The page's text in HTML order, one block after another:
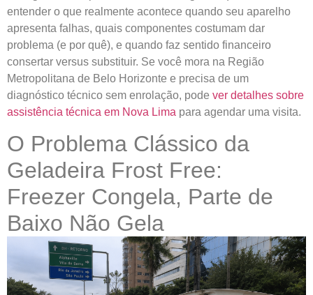
entender o que realmente acontece quando seu aparelho
apresenta falhas, quais componentes costumam dar
problema (e por quê), e quando faz sentido financeiro
consertar versus substituir. Se você mora na Região
Metropolitana de Belo Horizonte e precisa de um
diagnóstico técnico sem enrolação, pode ver detalhes sobre
assistência técnica em Nova Lima para agendar uma visita.
O Problema Clássico da
Geladeira Frost Free:
Freezer Congela, Parte de
Baixo Não Gela